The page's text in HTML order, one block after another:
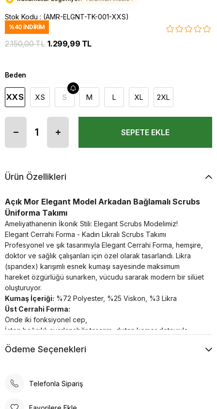
Stok Kodu (AMR-ELGNT-TK-001-XXS)
%40 İNDIRIM
2.150,00 TL 1.299,99 TL
Beden
XXS XS S M L XL 2XL
Ürün Özellikleri
Açık Mor Elegant Model Arkadan Bağlamalı Scrubs
Üniforma Takımı
Ameliyathanenin İkonik Stili: Elegant Scrubs Modelimiz!
Elegant Cerrahi Forma - Kadın Likralı Scrubs Takımı
Profesyonel ve şık tasarımıyla Elegant Cerrahi Forma, hemşire,
doktor ve sağlık çalışanları için özel olarak tasarlandı. Likra
(spandex) karışımlı esnek kumaşı sayesinde maksimum
hareket özgürlüğü sunarken, vücudu sararak modern bir silüet
oluşturuyor.
Kumaş İçeriği: %72 Polyester, %25 Viskon, %3 Likra
Üst Cerrahi Forma:
Önde iki fonksiyonel cep,
İçten bağcıklı ayarlanabilir tasarım, dıştan kemer detayıyla
Çıt çıt yaka;
arayanlar için ideal Elegant Serisi, işlevselliği ve zarafeti bir
Alt Cerrahi Pantolon:
Ödeme Seçenekleri
Telefonla Sipariş